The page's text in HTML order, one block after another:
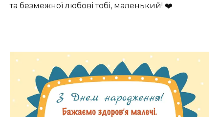
та безмежної любові тобі, маленький! ❤️